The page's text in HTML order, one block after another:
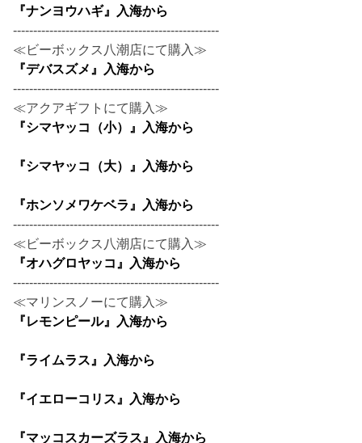
『ナンヨウハギ』入海から
---------------------------------------------------
≪ビーボックス八潮店にて購入≫
『デバスズメ』入海から
---------------------------------------------------
≪アクアギフトにて購入≫
『シマヤッコ（小）』入海から
『シマヤッコ（大）』入海から
『ホンソメワケベラ』入海から
---------------------------------------------------
≪ビーボックス八潮店にて購入≫
『オハグロヤッコ』入海から
---------------------------------------------------
≪マリンスノーにて購入≫
『レモンピール』入海から
『ライムラス』入海から
『イエローコリス』入海から
『マッコスカーズラス』入海から